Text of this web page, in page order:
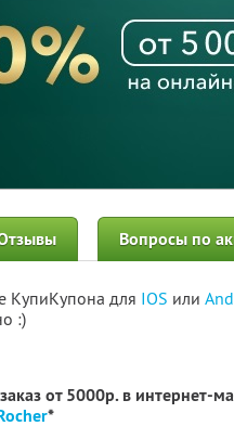
Вопросы по
КупиКупона для IOS или
:)
от 5000р. в интернет-
*